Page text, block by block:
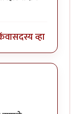
सदस्य व्हा